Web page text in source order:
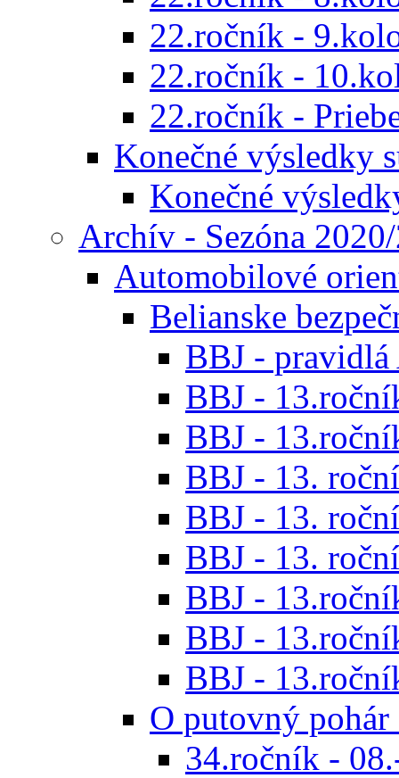
22.ročník -
22.ročník -
22.ročník -
Konečné výsledky
Konečné
Archív - Sezóna
Automobilové
Belianske
BBJ - pravidlá
BBJ -
BBJ -
BBJ - 13.
BBJ - 13.
BBJ - 13.
BBJ -
BBJ -
BBJ -
O putovný
34.ročník -